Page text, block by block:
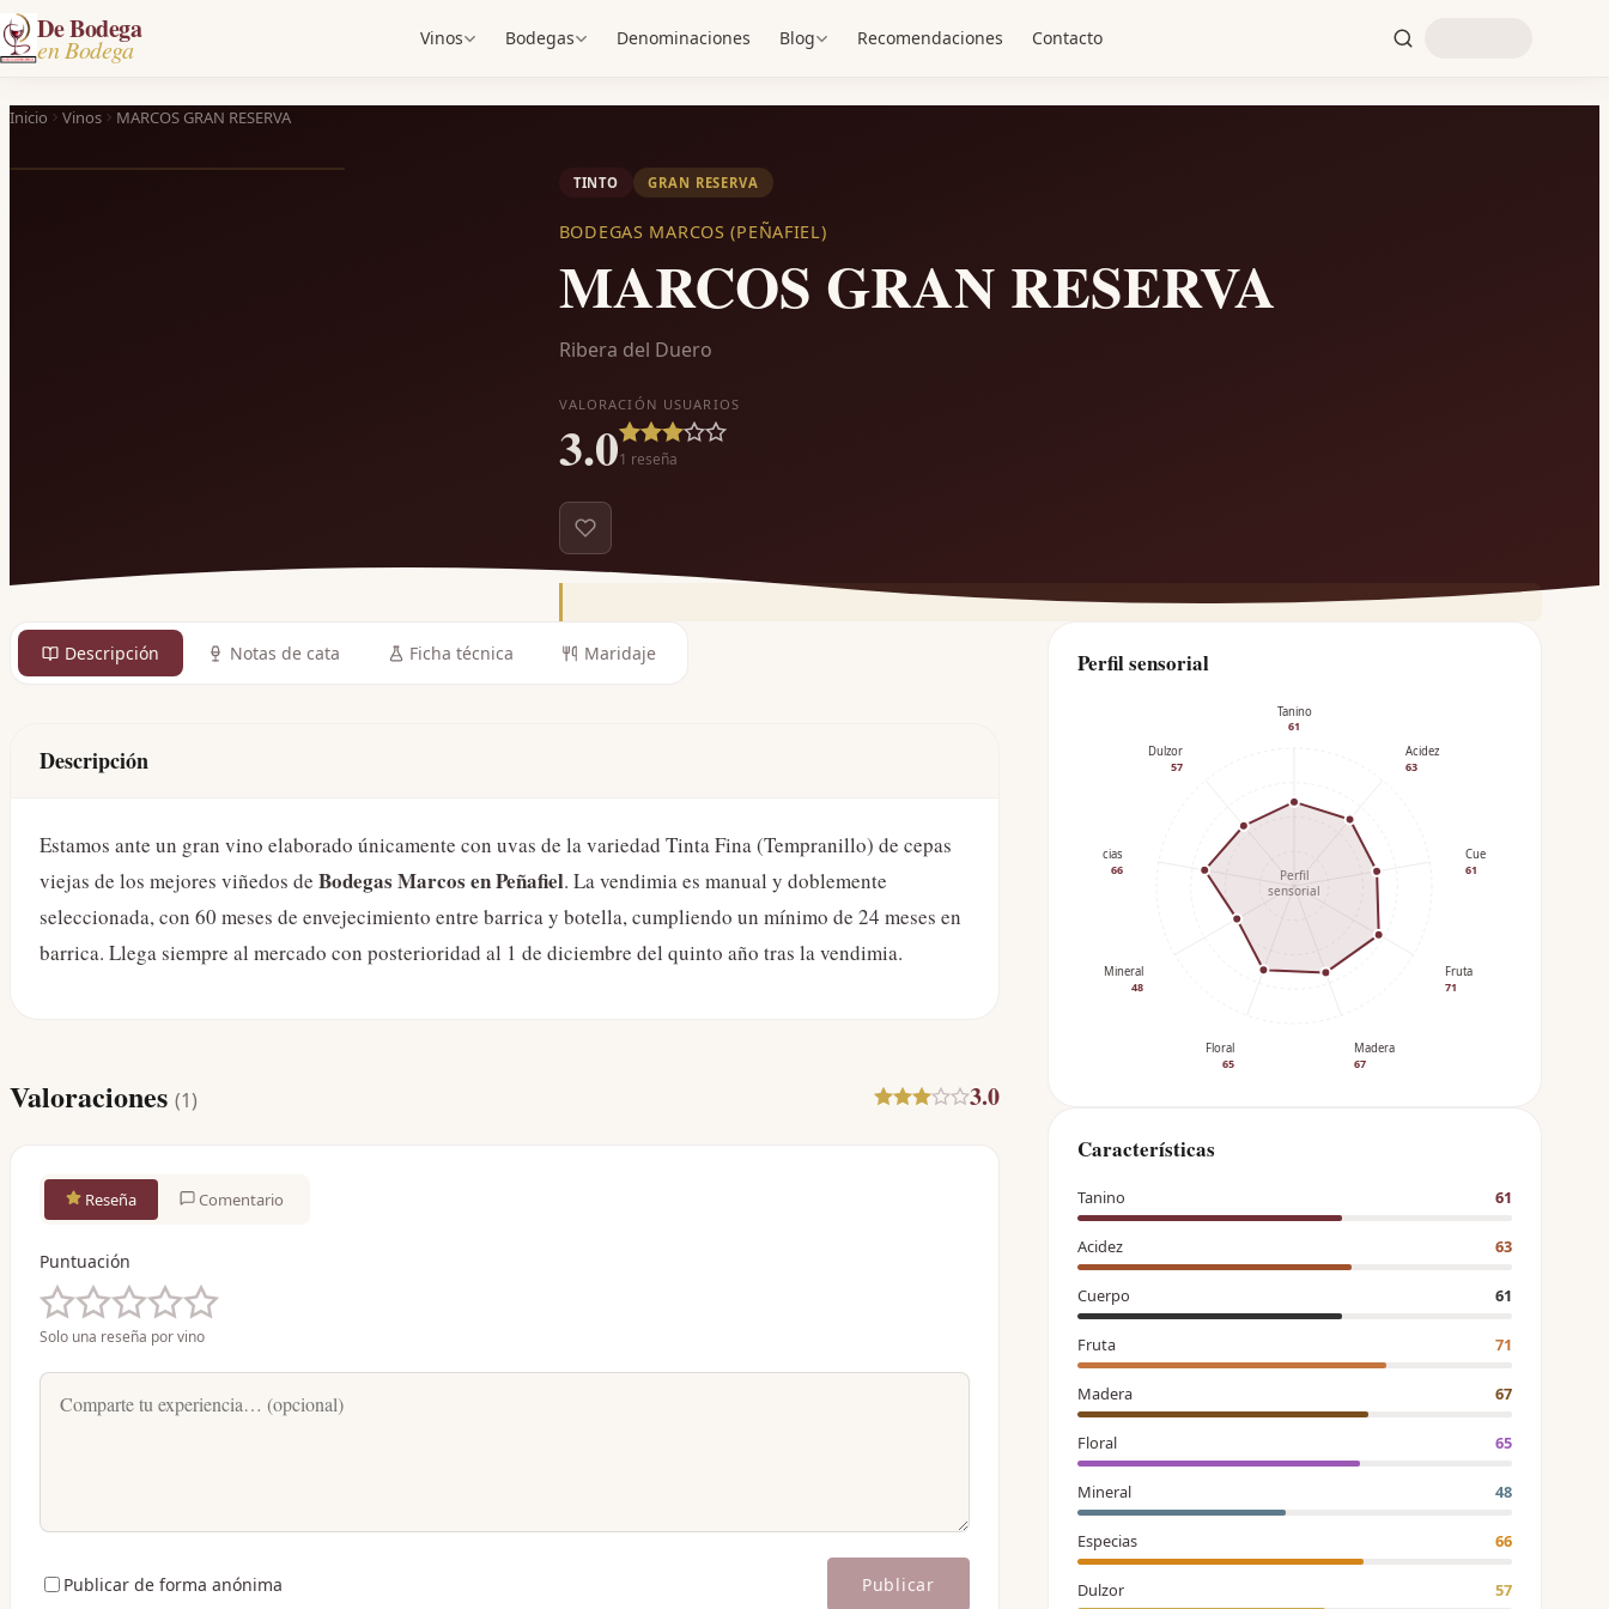
De Bodega
en Bodega Vinos Bodegas Denominaciones Blog Recomendaciones Contacto
Inicio Vinos MARCOS GRAN RESERVA
TINTO GRAN RESERVA
BODEGAS MARCOS (PEÑAFIEL)
MARCOS GRAN RESERVA
Ribera del Duero
VALORACIÓN USUARIOS
3.01 reseña
Descripción Notas de cata Ficha técnica Maridaje
Descripción
Estamos ante un gran vino elaborado únicamente con uvas de la variedad Tinta Fina (Tempranillo) de cepas
viejas de los mejores viñedos de Bodegas Marcos en Peñafiel. La vendimia es manual y doblemente
seleccionada, con 60 meses de envejecimiento entre barrica y botella, cumpliendo un mínimo de 24 meses en
barrica. Llega siempre al mercado con posterioridad al 1 de diciembre del quinto año tras la vendimia.
Valoraciones (1) 3.0
Reseña Comentario
Puntuación
Solo una reseña por vino
Publicar de forma anónima Publicar
Perfil sensorial
Tanino
61
Acidez
63
Cuerpo
61
Fruta
71
Madera
67
Floral
65
Mineral
48
Especias
66
Dulzor
57
Perfil
sensorial
Características
Tanino 61
Acidez 63
Cuerpo 61
Fruta 71
Madera 67
Floral 65
Mineral 48
Especias 66
Dulzor 57